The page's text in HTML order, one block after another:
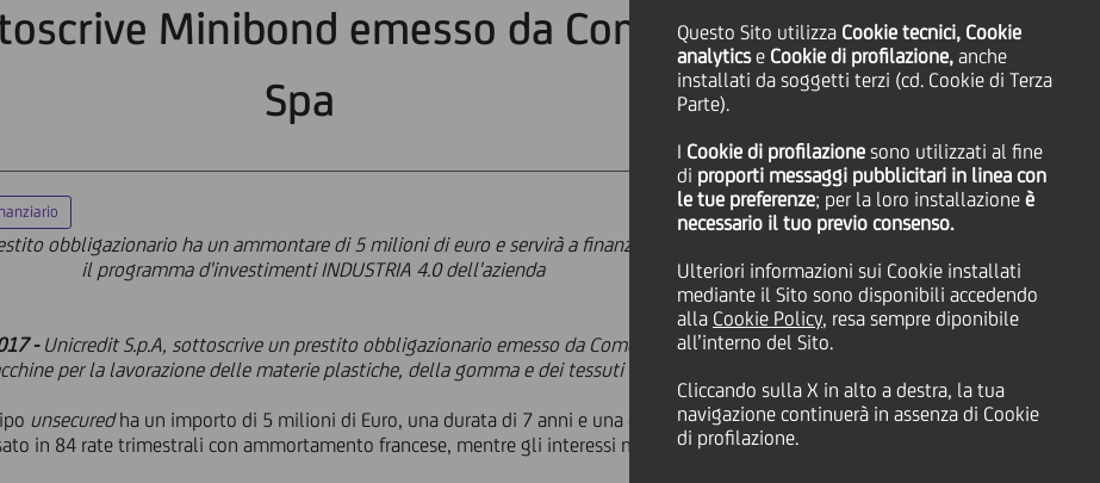
Questo Sito utilizza Cookie tecnici, Cookie
analyticse Cookie di profilazione, anche
installati da soggetti terzi (cd. Cookie di Terza
Parte).
I Cookie di profilazione sono utilizzati al fine
di proporti messaggi pubblicitari in linea con
le tue preferenze; per la loro installazione è
necessario il tuo previo consenso.
Ulteriori informazioni sui Cookie installati
mediante il Sito sono disponibili accedendo
alla Cookie Policy, resa sempre diponibile
all’interno del Sito.
Cliccando sulla X in alto a destra, la tua
navigazione continuerà in assenza di Cookie
di profilazione.
Minibond emesso da Comerio Ercole
Spa
obbligazionario ha un ammontare di 5 milioni di euro e servirà a finanziare
il programma d'investimenti INDUSTRIA 4.0 dell'azienda
-Unicredit S.p.A, sottoscrive un prestito obbligazionario emesso da Comerio Ercole S.p.A., azienda
per la lavorazione delle materie plastiche, della gomma e dei tessuti non-tessuti.
unsecuredha un importo di 5 milioni di Euro, una durata di 7 anni e una cedola annuale variabile del
in 84 rate trimestrali con ammortamento francese, mentre gli interessi maturati saranno corrisposti